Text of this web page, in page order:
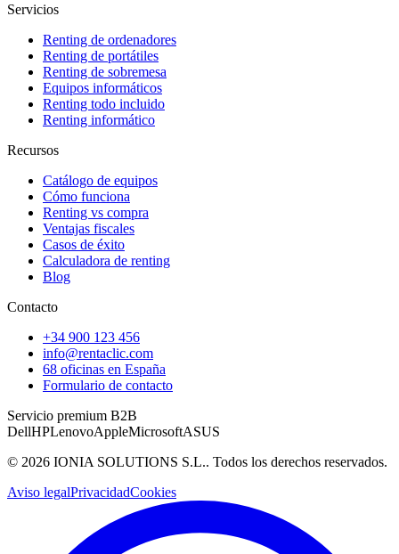
Servicios
Renting de ordenadores
Renting de portátiles
Renting de sobremesa
Equipos informáticos
Renting todo incluido
Renting informático
Recursos
Catálogo de equipos
Cómo funciona
Renting vs compra
Ventajas fiscales
Casos de éxito
Calculadora de renting
Blog
Contacto
+34 900 123 456
info@rentaclic.com
68 oficinas en España
Formulario de contacto
Servicio premium B2B
DellHPLenovoAppleMicrosoftASUS
© 2026 IONIA SOLUTIONS S.L.. Todos los derechos reservados.
Aviso legalPrivacidadCookies